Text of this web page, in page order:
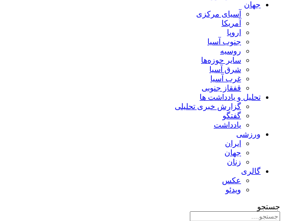
جهان
آسیای مرکزی
آمریکا
اروپا
جنوب آسیا
روسیه
سایر حوزه‌ها
شرق آسیا
غرب آسیا
قفقاز جنوبی
تحلیل و یادداشت ها
گزارش خبری تحلیلی
گفتگو
یادداشت
ورزشی
ایران
جهان
زنان
گالری
عکس
ویدئو
جستجو